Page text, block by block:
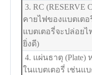
3. RC
คายไฟของแบตเตอ
แบตเตอรี่จะปล่อยไ
ยิ่งดี)
4. แผ่นธาตุ
ในแบตเตอรี่ เช่นแ